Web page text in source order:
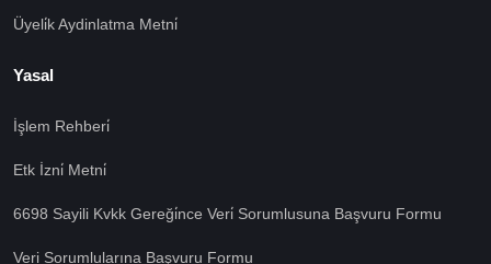
Üyeli̇k Aydinlatma Metni̇
Yasal
İşlem Rehberi̇
Etk İzni̇ Metni̇
6698 Sayili Kvkk Gereği̇nce Veri̇ Sorumlusuna Başvuru Formu
Veri Sorumlularına Başvuru Formu